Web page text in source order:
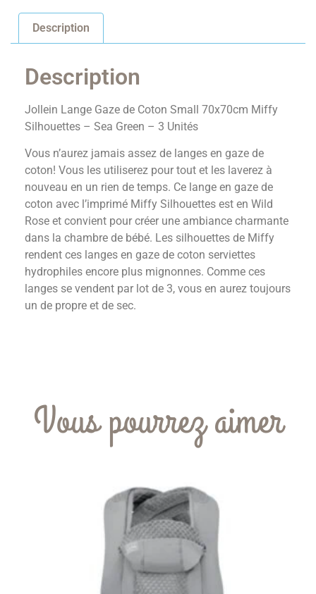
Description
Description
Jollein Lange Gaze de Coton Small 70x70cm Miffy
Silhouettes – Sea Green – 3 Unités
Vous n’aurez jamais assez de langes en gaze de
coton! Vous les utiliserez pour tout et les laverez à
nouveau en un rien de temps. Ce lange en gaze de
coton avec l’imprimé Miffy Silhouettes est en Wild
Rose et convient pour créer une ambiance charmante
dans la chambre de bébé. Les silhouettes de Miffy
rendent ces langes en gaze de coton serviettes
hydrophiles encore plus mignonnes. Comme ces
langes se vendent par lot de 3, vous en aurez toujours
un de propre et de sec.
Vous pourrez aimer